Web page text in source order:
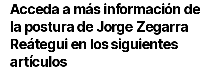
Acceda a más información de
la postura de Jorge Zegarra
Reátegui en los siguientes
artículos